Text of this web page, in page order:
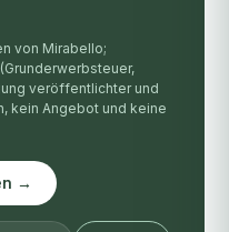
von Mirabello;
veröffentlichter und
kein Angebot und keine
→